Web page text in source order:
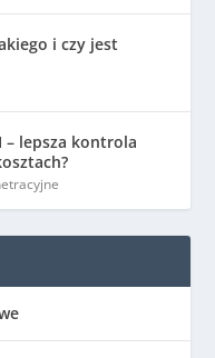
i czy jest
– lepsza kontrola